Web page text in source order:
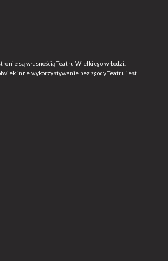
są własnością Teatru Wielkiego w Łodzi.
inne wykorzystywanie bez zgody Teatru jest